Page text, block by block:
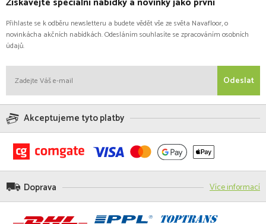
Přihlaste se k odběru newsletteru a budete vědět vše ze světa Navafloor, o
novinkácha akčních nabídkách. Odesláním souhlasíte se zpracováním osobních
údajů.
Odeslat
Akceptujeme tyto platby
Doprava Více informací